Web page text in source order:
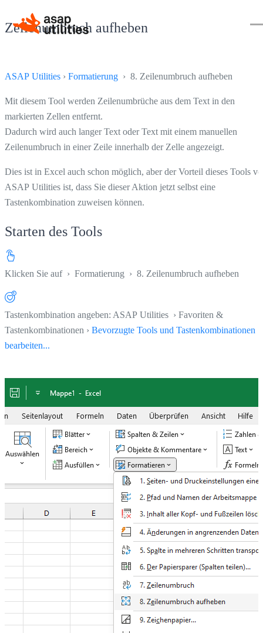
Zeilenumbruch aufheben
ASAP Utilities › Formatierung › 8. Zeilenumbruch aufheben
Mit diesem Tool werden Zeilenumbrüche aus dem Text in den
markierten Zellen entfernt.
Dadurch wird auch langer Text oder Text mit einem manuellen
Zeilenumbruch in einer Zeile innerhalb der Zelle angezeigt.
Dies ist in Excel auch schon möglich, aber der Vorteil dieses Tools
ASAP Utilities ist, dass Sie dieser Aktion jetzt selbst eine
Tastenkombination zuweisen können.
Starten des Tools
Klicken Sie auf › Formatierung › 8. Zeilenumbruch aufheben
Tastenkombination angeben: ASAP Utilities › Favoriten &
Tastenkombinationen › Bevorzugte Tools und Tastenkombinationen
bearbeiten...